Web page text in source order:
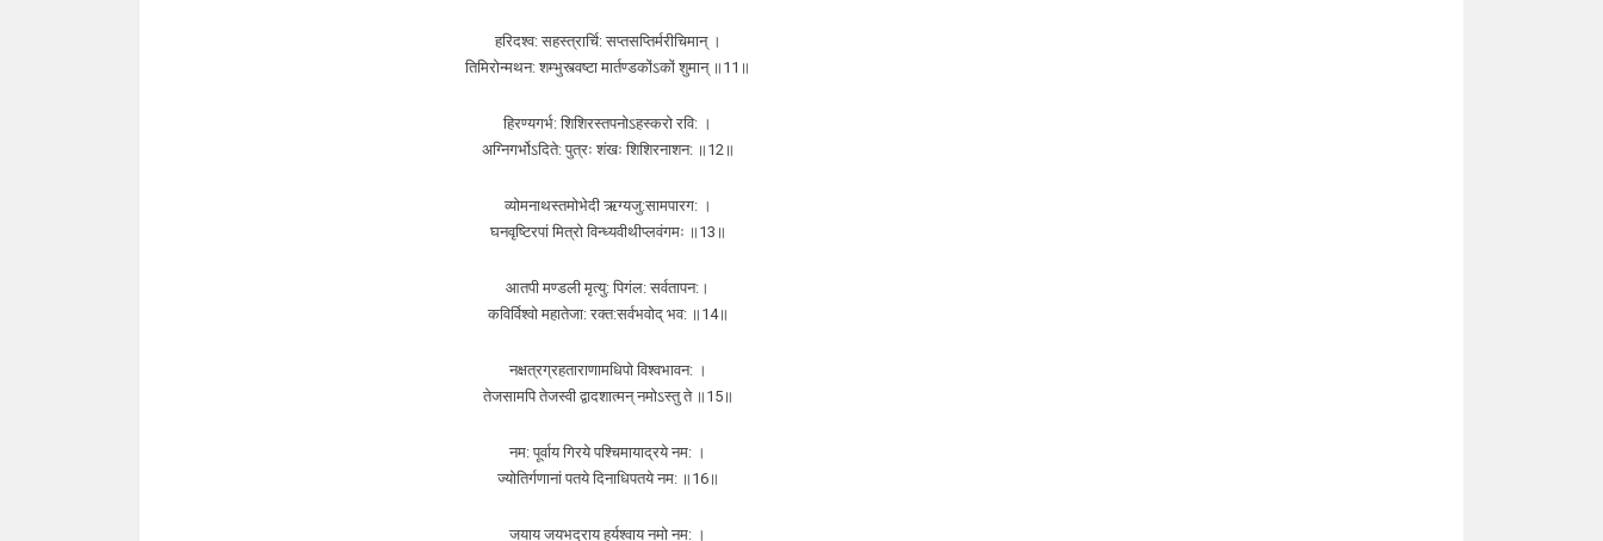
हरिदश्व: सहस्त्रार्चि: सप्तसप्तिर्मरीचिमान् ।
तिमिरोन्मथन: शम्भुस्त्वष्टा मार्तण्डकोंऽकों शुमान् ॥11॥
हिरण्यगर्भ: शिशिरस्तपनोऽहस्करो रवि: ।
अग्निगर्भोऽदिते: पुत्रः शंखः शिशिरनाशन: ॥12॥
व्योमनाथस्तमोभेदी ऋग्यजु:सामपारग: ।
घनवृष्टिरपां मित्रो विन्ध्यवीथीप्लवंगमः ॥13॥
आतपी मण्डली मृत्यु: पिगंल: सर्वतापन:।
कविर्विश्वो महातेजा: रक्त:सर्वभवोद् भव: ॥14॥
नक्षत्रग्रहताराणामधिपो विश्वभावन: ।
तेजसामपि तेजस्वी द्वादशात्मन् नमोऽस्तु ते ॥15॥
नम: पूर्वाय गिरये पश्चिमायाद्रये नम: ।
ज्योतिर्गणानां पतये दिनाधिपतये नम: ॥16॥
जयाय जयभद्राय हर्यश्वाय नमो नम: ।